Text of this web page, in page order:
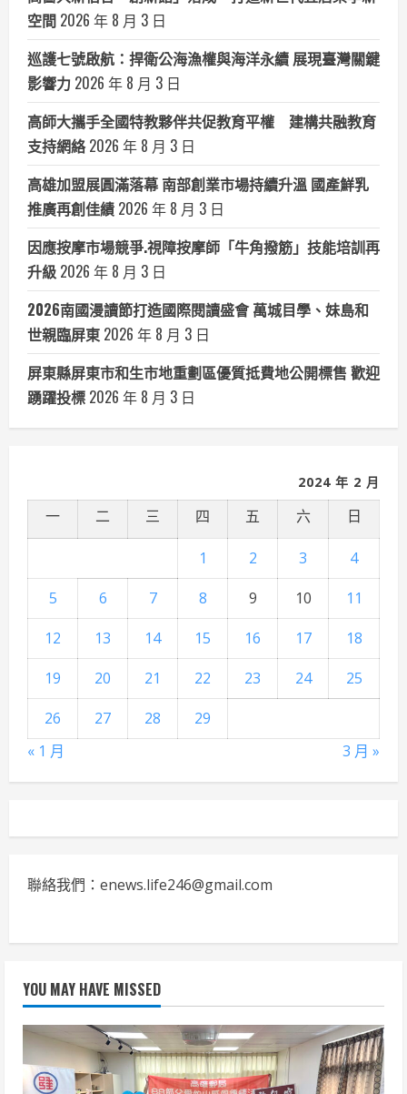
空間 2026 年 8 月 3 日
巡護七號啟航：捍衛公海漁權與海洋永續 展現臺灣關鍵
影響力 2026 年 8 月 3 日
高師大攜手全國特教夥伴共促教育平權 建構共融教育
支持網絡 2026 年 8 月 3 日
高雄加盟展圓滿落幕 南部創業市場持續升溫 國產鮮乳
推廣再創佳績 2026 年 8 月 3 日
因應按摩市場競爭.視障按摩師「牛角撥筋」技能培訓再
升級 2026 年 8 月 3 日
2026南國漫讀節打造國際閱讀盛會 萬城目學、妹島和
世親臨屏東 2026 年 8 月 3 日
屏東縣屏東市和生市地重劃區優質抵費地公開標售 歡迎
踴躍投標 2026 年 8 月 3 日
2024 年 2 月
一 二 三 四 五 六 日
1 2 3
4
5
6 7 8 9 10
11
12
13 14 15 16 17
18
19
20 21 22 23 24
25
26
27 28
29
« 1 月
3 月 »
聯絡我們：enews.life246@gmail.com
YOU MAY HAVE MISSED